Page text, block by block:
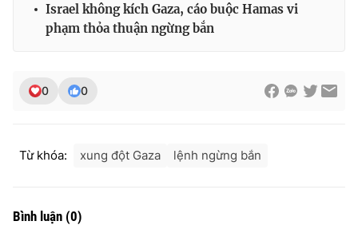
Israel không kích Gaza, cáo buộc Hamas vi
phạm thỏa thuận ngừng bắn
0 0
Từ khóa: xung đột Gaza lệnh ngừng bắn
Bình luận (0)